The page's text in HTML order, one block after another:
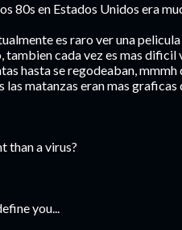
80s en Estados Unidos era
es raro ver una
cada vez es mas dificil
hasta se regodeaban, mmmh
las matanzas eran mas
than a virus?
you...